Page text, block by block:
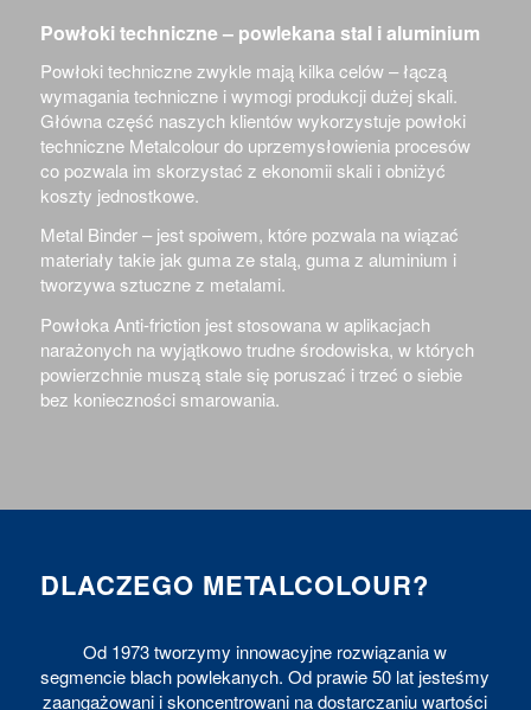
Powłoki techniczne – powlekana stal i aluminium
Powłoki techniczne zwykle mają kilka celów – łączą
wymagania techniczne i wymogi produkcji dużej skali.
Główna część naszych klientów wykorzystuje powłoki
techniczne Metalcolour do uprzemysłowienia procesów
co pozwala im skorzystać z ekonomii skali i obniżyć
koszty jednostkowe.
Metal Binder – jest spoiwem, które pozwala na wiązać
materiały takie jak guma ze stalą, guma z aluminium i
tworzywa sztuczne z metalami.
Powłoka Anti-friction jest stosowana w aplikacjach
narażonych na wyjątkowo trudne środowiska, w których
powierzchnie muszą stale się poruszać i trzeć o siebie
bez konieczności smarowania.
DLACZEGO METALCOLOUR?
Od 1973 tworzymy innowacyjne rozwiązania w
segmencie blach powlekanych. Od prawie 50 lat jesteśmy
zaangażowani i skoncentrowani na dostarczaniu wartości